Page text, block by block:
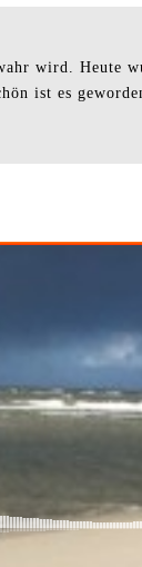
wird. Heute
ist es